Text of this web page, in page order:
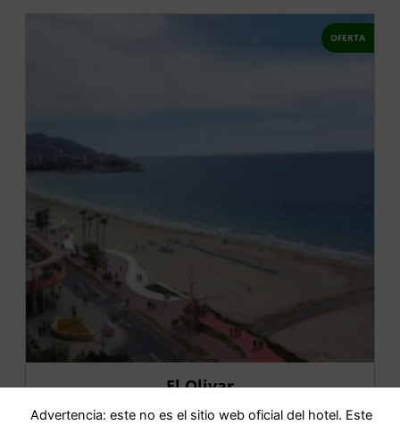
OFERTA
El Olivar
Advertencia: este no es el sitio web oficial del hotel. Este